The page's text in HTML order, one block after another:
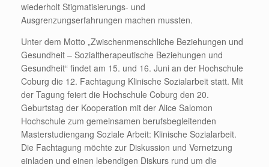
wiederholt Stigmatisierungs- und
Ausgrenzungserfahrungen machen mussten.
Unter dem Motto „Zwischenmenschliche Beziehungen und
Gesundheit – Sozialtherapeutische Beziehungen und
Gesundheit“ findet am 15. und 16. Juni an der Hochschule
Coburg die 12. Fachtagung Klinische Sozialarbeit statt. Mit
der Tagung feiert die Hochschule Coburg den 20.
Geburtstag der Kooperation mit der Alice Salomon
Hochschule zum gemeinsamen berufsbegleitenden
Masterstudiengang Soziale Arbeit: Klinische Sozialarbeit.
Die Fachtagung möchte zur Diskussion und Vernetzung
einladen und einen lebendigen Diskurs rund um die